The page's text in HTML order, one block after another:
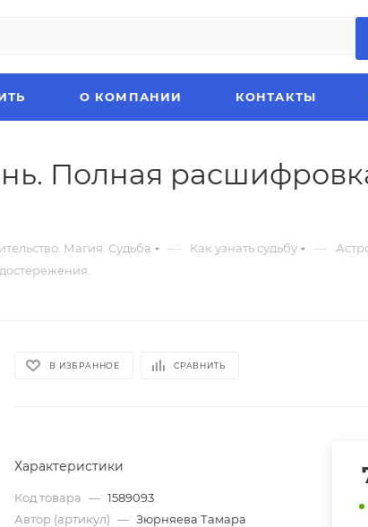
О КОМПАНИИ КОНТАКТЫ
Полная
Магия. Судьба — Как узнать судьбу —
В ИЗБРАННОЕ СРАВНИТЬ
Характеристики
Код товара — 1589093
Автор (артикул) — Зюрняева Тамара